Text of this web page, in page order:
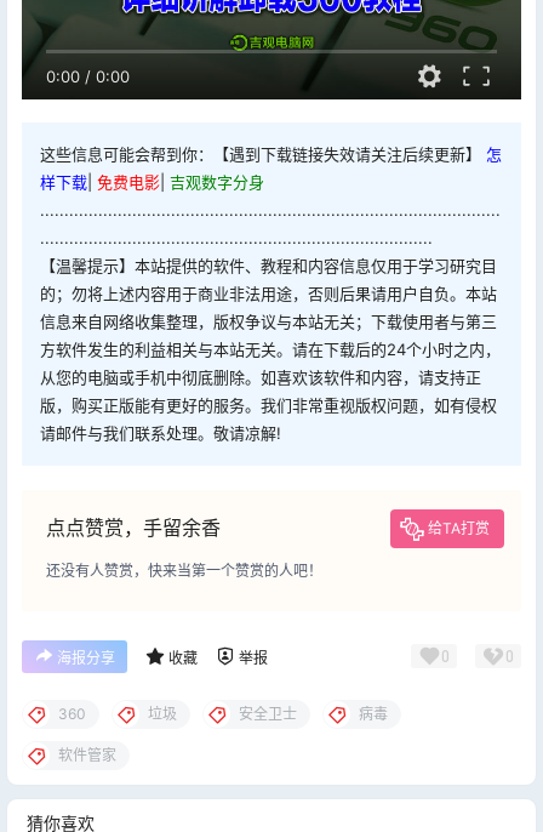
0:00 / 0:00
这些信息可能会帮到你：【遇到下载链接失效请关注后续更新】 怎
样下载 免费电影 吉观数字分身
...............................................................................................
.................................................................................
【温馨提示】本站提供的软件、教程和内容信息仅用于学习研究目
的；勿将上述内容用于商业非法用途，否则后果请用户自负。本站
信息来自网络收集整理，版权争议与本站无关；下载使用者与第三
方软件发生的利益相关与本站无关。请在下载后的24个小时之内，
从您的电脑或手机中彻底删除。如喜欢该软件和内容，请支持正
版，购买正版能有更好的服务。我们非常重视版权问题，如有侵权
请邮件与我们联系处理。敬请凉解!
点点赞赏，手留余香 给TA打赏
还没有人赞赏，快来当第一个赞赏的人吧！
海报分享 收藏 举报 0 0
360 垃圾 安全卫士 病毒
软件管家
猜你喜欢